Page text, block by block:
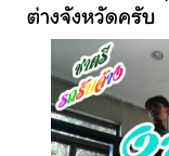
ต่างจังหวัดครับ